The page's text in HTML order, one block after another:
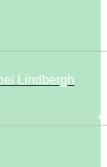
Lindbergh